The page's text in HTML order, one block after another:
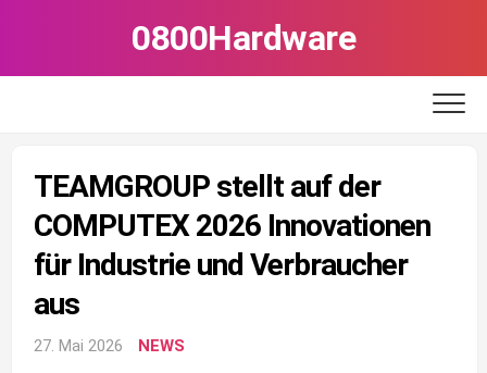
0800Hardware
TEAMGROUP stellt auf der
COMPUTEX 2026 Innovationen
für Industrie und Verbraucher
aus
27. Mai 2026 NEWS